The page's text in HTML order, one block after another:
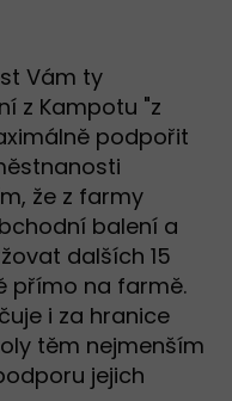
Vám ty
z Kampotu "z
podpořit
že z farmy
balení a
dalších 15
přímo na farmě.
i za hranice
těm nejmenším
jejich